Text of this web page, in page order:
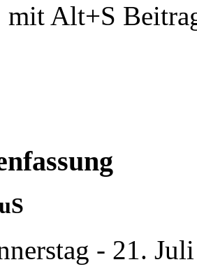
mit Alt+S
- 21.